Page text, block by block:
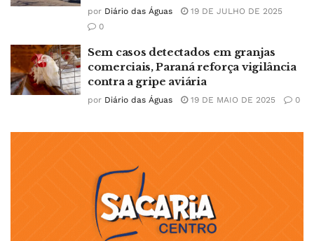
por Diário das Águas
19 DE JULHO DE 2025
0
Sem casos detectados em granjas
comerciais, Paraná reforça vigilância
contra a gripe aviária
por Diário das Águas 19 DE MAIO DE 2025 0